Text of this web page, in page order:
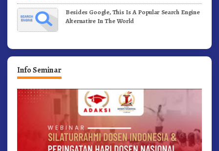
Besides Google, This Is A Popular Search Engine
Alternative In The World
Info Seminar